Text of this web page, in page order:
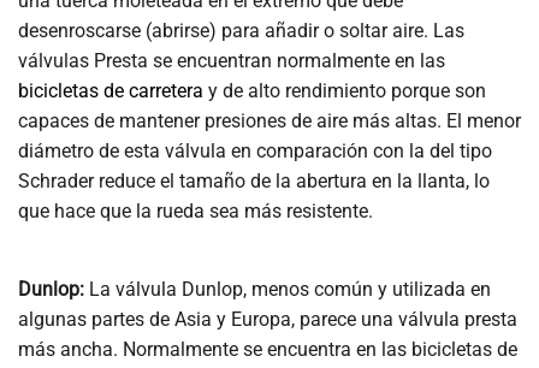
desenroscarse (abrirse) para añadir o soltar aire. Las
válvulas Presta se encuentran normalmente en las
bicicletas de carretera y de alto rendimiento porque son
capaces de mantener presiones de aire más altas. El menor
diámetro de esta válvula en comparación con la del tipo
Schrader reduce el tamaño de la abertura en la llanta, lo
que hace que la rueda sea más resistente.
Dunlop: La válvula Dunlop, menos común y utilizada en
algunas partes de Asia y Europa, parece una válvula presta
más ancha. Normalmente se encuentra en las bicicletas de